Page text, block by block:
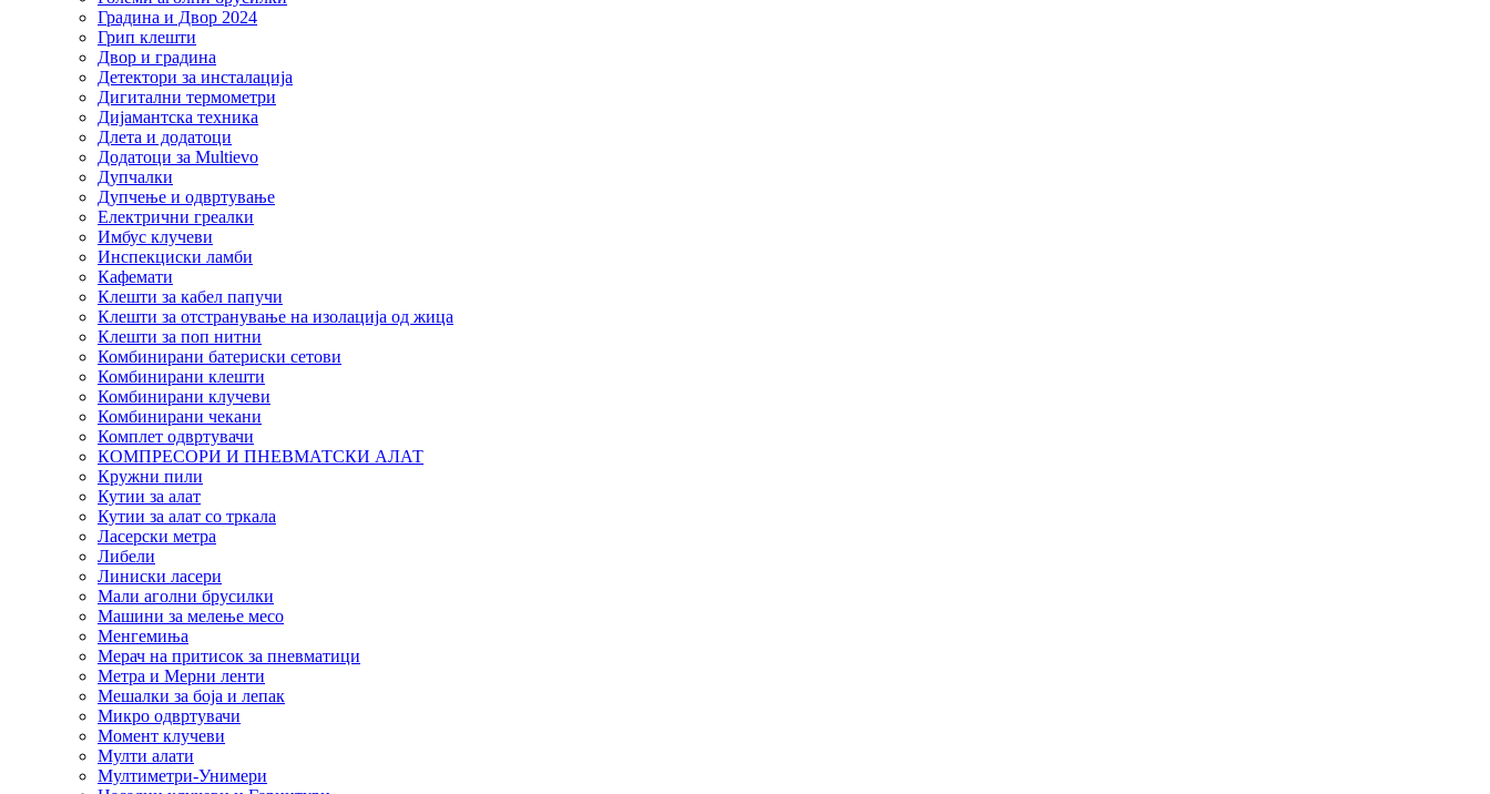
Градина и Двор 2024
Грип клешти
Двор и градина
Детектори за инсталација
Дигитални термометри
Дијамантска техника
Длета и додатоци
Додатоци за Multievo
Дупчалки
Дупчење и одвртување
Електрични греалки
Имбус клучеви
Инспекциски ламби
Кафемати
Клешти за кабел папучи
Клешти за отстранување на изолација од жица
Клешти за поп нитни
Комбинирани батериски сетови
Комбинирани клешти
Комбинирани клучеви
Комбинирани чекани
Комплет одвртувачи
КОМПРЕСОРИ И ПНЕВМАТСКИ АЛАТ
Кружни пили
Кутии за алат
Кутии за алат со тркала
Ласерски метра
Либели
Линиски ласери
Мали аголни брусилки
Машини за мелење месо
Менгемиња
Мерач на притисок за пневматици
Метра и Мерни ленти
Мешалки за боја и лепак
Микро одвртувачи
Момент клучеви
Мулти алати
Мултиметри-Унимери